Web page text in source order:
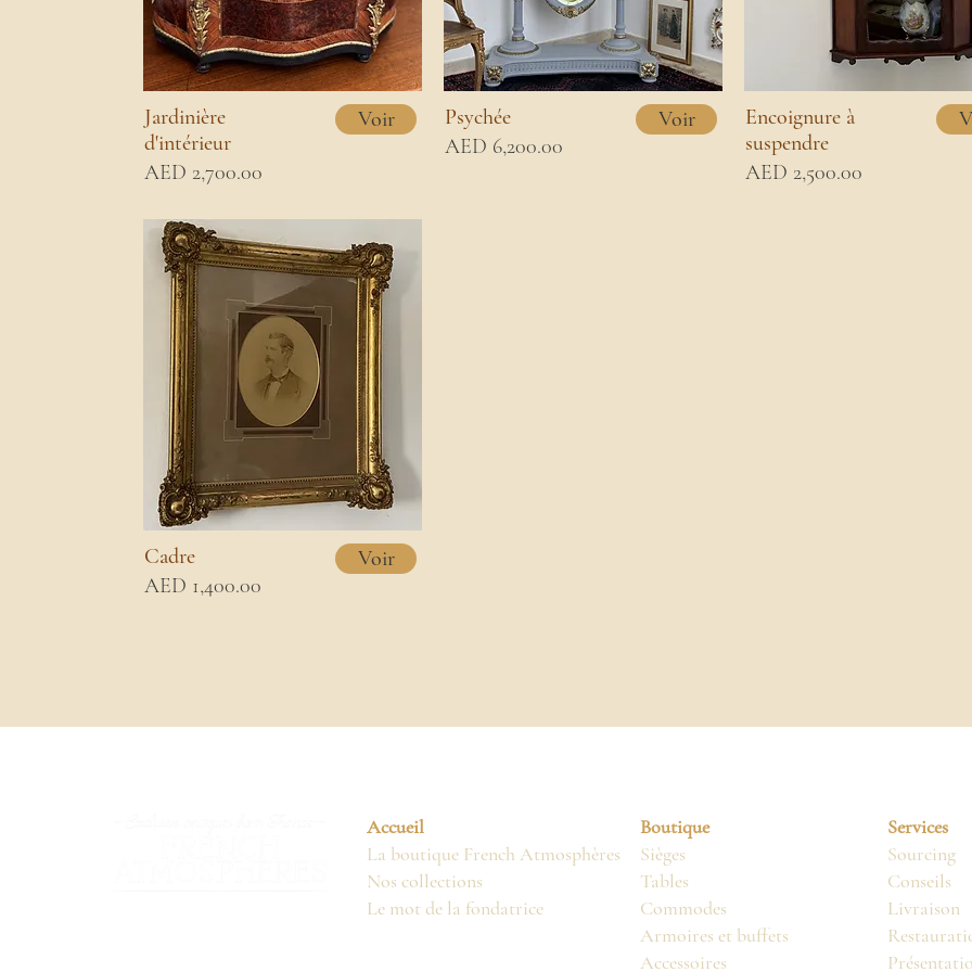
Jardinière
d'intérieur
AED 2,700.00
Voir
Psychée
AED 6,200.00
Voir
Encoignure à
suspendre
AED 2,500.00
Cadre
AED 1,400.00
Voir
Accueil
La boutique French Atmosphères
Nos collections
Le mot de la fondatrice
Boutique
Sièges
Tables
Commodes
Armoires et buffets
Accessoires
Services
Sourcing
Conseils
Livraison